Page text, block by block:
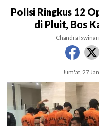
Polisi Ringkus 12
di Pluit, Bos
Chandra
Jum'at, 27